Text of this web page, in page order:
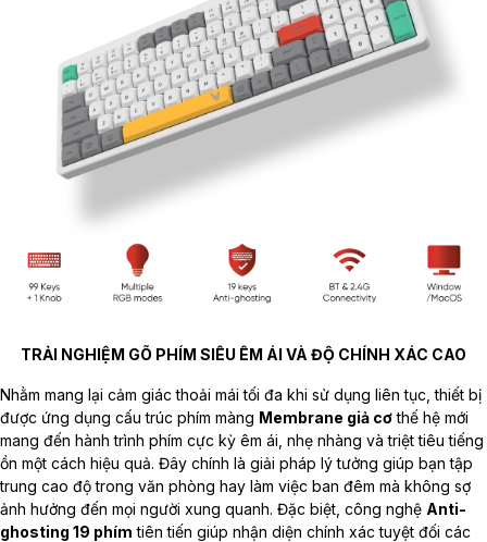
TRẢI NGHIỆM GÕ PHÍM SIÊU ÊM ÁI VÀ ĐỘ CHÍNH XÁC CAO
Nhằm mang lại cảm giác thoải mái tối đa khi sử dụng liên tục, thiết bị
được ứng dụng cấu trúc phím màng Membrane giả cơthế hệ mới
mang đến hành trình phím cực kỳ êm ái, nhẹ nhàng và triệt tiêu tiếng
ồn một cách hiệu quả. Đây chính là giải pháp lý tưởng giúp bạn tập
trung cao độ trong văn phòng hay làm việc ban đêm mà không sợ
ảnh hưởng đến mọi người xung quanh. Đặc biệt, công nghệ Anti-
ghosting 19 phím tiên tiến giúp nhận diện chính xác tuyệt đối các